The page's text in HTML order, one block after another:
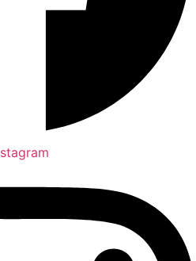
Instagram